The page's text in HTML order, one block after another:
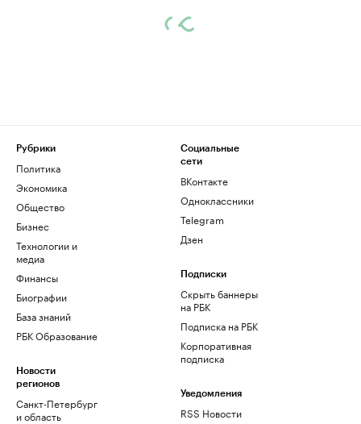
Рубрики
Политика
Экономика
Общество
Бизнес
Технологии и
медиа
Финансы
Биографии
База знаний
РБК Образование
Новости
регионов
Санкт-Петербург
и область
Социальные
сети
ВКонтакте
Одноклассники
Telegram
Дзен
Подписки
Скрыть баннеры
на РБК
Подписка на РБК
Корпоративная
подписка
Уведомления
RSS Новости